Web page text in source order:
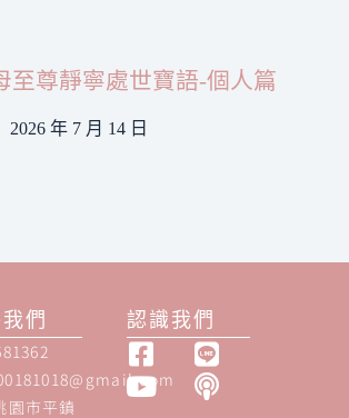
至尊靜寧處世寶語-個人篇
2026 年 7 月 14 日
們
園市平鎮
認識我們